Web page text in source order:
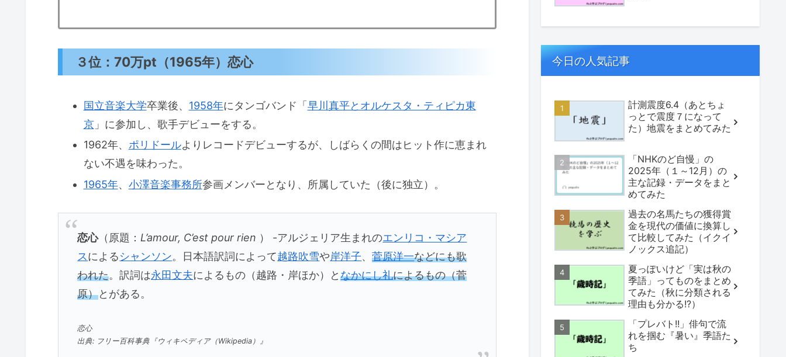
３位：70万pt（1965年）恋心
国立音楽大学卒業後、 1958年にタンゴバンド「早川真平とオルケスタ・ティピカ東
京」に参加し、歌手デビューをする。
1962年、 ポリドールよりレコードデビューするが、しばらくの間はヒット作に恵まれ
ない不遇を味わった。
1965年、 小澤音楽事務所参画メンバーとなり、所属していた（後に独立）。
恋心（原題： L’amour, C’est pour rien ） -アルジェリア生まれのエンリコ・マシア
スによるシャンソン。日本語訳詞によって越路吹雪や岸洋子、菅原洋一などにも歌
われた。訳詞は永田文夫によるもの（越路・岸ほか）となかにし礼によるもの（菅
原）とがある。
恋心
出典: フリー百科事典『ウィキペディア（Wikipedia）』
今日の人気記事
計測震度6.4（あとちょ
っとで震度７になって
た）地震をまとめてみた
「NHKのど自慢」の
2025年（１～12月）の
主な記録・データをまと
めてみた
過去の名馬たちの獲得賞
金を現代の価値に換算し
て比較してみた（イクイ
ノックス追記）
夏っぽいけど「実は秋の
季語」ってものをまとめ
てみた（秋に分類される
理由も分かる!?）
「プレバト!!」俳句で流
れを掴む『暑い』季語た
ち